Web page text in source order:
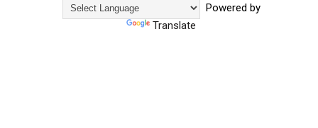
Powered by
Translate